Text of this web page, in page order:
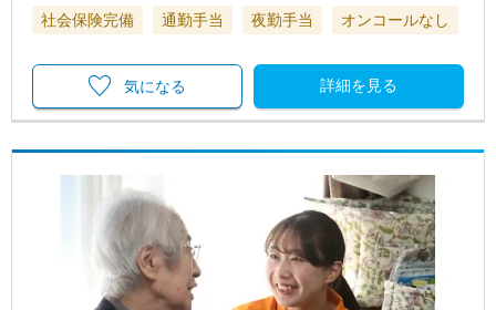
社会保険完備 通勤手当 夜勤手当 オンコールなし
詳細を見る
気になる